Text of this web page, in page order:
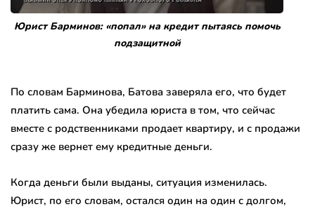
Юрист Барминов: «попал» на кредит пытаясь помочь
подзащитной
По словам Барминова, Батова заверяла его, что будет
платить сама. Она убедила юриста в том, что сейчас
вместе с родственниками продает квартиру, и с продажи
сразу же вернет ему кредитные деньги.
Когда деньги были выданы, ситуация изменилась.
Юрист, по его словам, остался один на один с долгом,